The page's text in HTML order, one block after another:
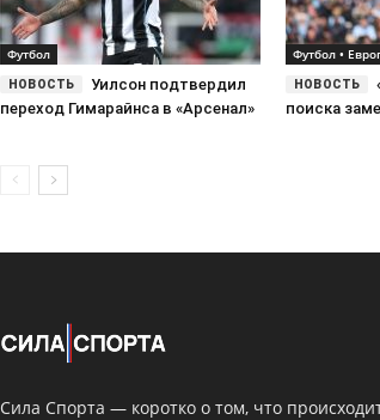
Футбол
Уилсон подтвердил
переход Гимарайнса в «Арсенал»
Футбол •
поиска
Сила Спорта — коротко о том, что